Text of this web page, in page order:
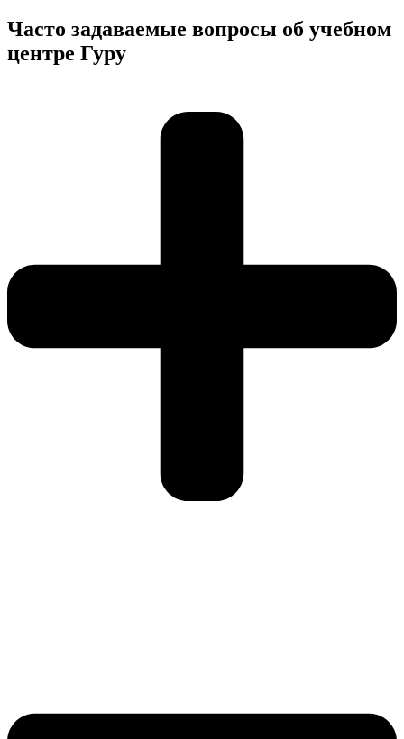
Часто задаваемые вопросы об учебном
центре Гуру